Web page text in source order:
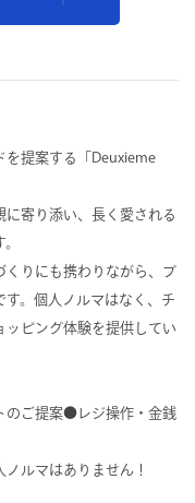
を提案する「Deuxieme
寄り添い、長く愛される
くりにも携わりながら、ブ
。個人ノルマはなく、チ
ッピング体験を提供してい
ご提案●レジ操作・金銭
ルマはありません！